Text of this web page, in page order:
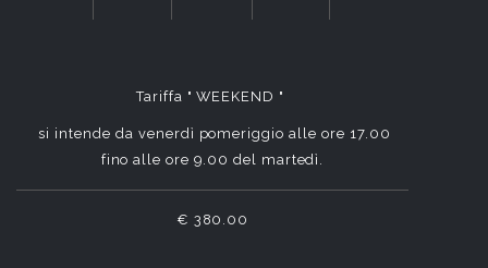
Tariffa " WEEKEND "
si intende da venerdì pomeriggio alle ore 17.00
fino alle ore 9.00 del martedì.
€ 380.00